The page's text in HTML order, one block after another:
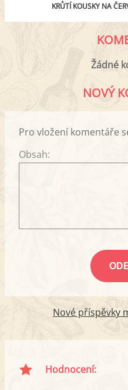
KRŮTÍ KOUSKY NA
Žádné
NOVÝ
Pro vložení komentáře
Obsah:
Nové příspěvky
Hodnocení: